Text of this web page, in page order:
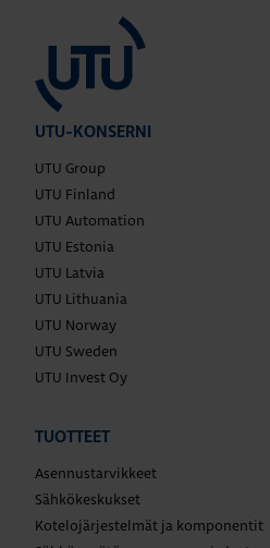
UTU-KONSERNI
UTU Group
UTU Finland
UTU Automation
UTU Estonia
UTU Latvia
UTU Lithuania
UTU Norway
UTU Sweden
UTU Invest Oy
TUOTTEET
Asennustarvikkeet
Sähkökeskukset
Kotelojärjestelmät ja komponentit